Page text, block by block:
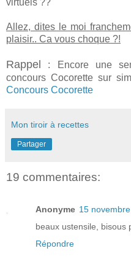
virtuels ??
Allez, dites le moi
plaisir.. Ca vous choque ?!
Rappel
: Encore une
concours Cocorette sur
Concours Cocorette
Mon tiroir à recettes
Partager
19 commentaires:
Anonyme 15
beaux ustensile, bisous
Répondre